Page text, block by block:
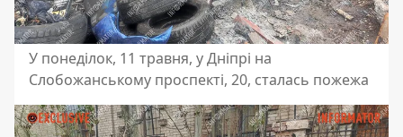
У понеділок, 11 травня, у Дніпрі на
Слобожанському проспекті, 20, сталась пожежа